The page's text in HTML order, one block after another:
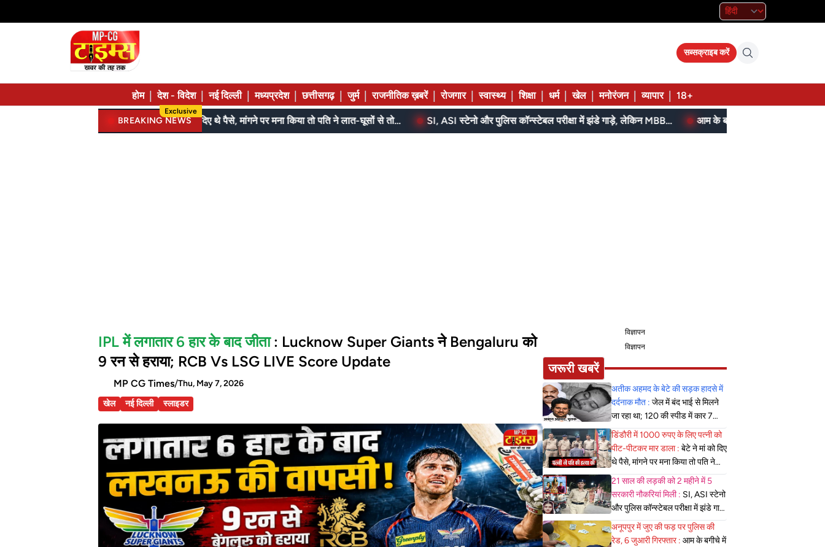
सब्सक्राइब करें
होम देश - विदेश नई दिल्ली मध्यप्रदेश छत्तीसगढ़ जुर्म राजनीतिक ख़बरें रोजगार स्वास्थ्य शिक्षा धर्म खेल मनोरंजन व्यापार 18+
BREAKING NEWS
Exclusive
बेटे ने मां को दिए थे पैसे, मांगने पर मना किया तो पति ने लात-घूसों से तोड़ी तिल्ली; गिरफ्तार SI, ASI स्टेनो और पुलिस कॉन्स्टेबल परीक्षा में झंडे गाड़े, लेकिन MBBS सीट नहीं मिला, पढ़िए शहडोल संभाग के शुभांगी की कहा
IPL में लगातार 6 हार के बाद जीता: Lucknow Super Giants ने Bengaluru को
9 रन से हराया; RCB Vs LSG LIVE Score Update
MP CG Times/Thu, May 7, 2026
खेल
नई दिल्ली स्लाइडर
विज्ञापन
विज्ञापन
जरूरी खबरें
अतीक अहमद के बेटे की सड़क हादसे में
दर्दनाक मौत : जेल में बंद भाई से मिलने
जा रहा था; 120 की स्पीड में कार 7
फीट उछली, दम तोड़ने से पहले बोला-
मुझे बचा लो...
डिंडौरी में 1000 रुपए के लिए पत्नी को
पीट-पीटकर मार डाला : बेटे ने मां को दिए
थे पैसे, मांगने पर मना किया तो पति ने
लात-घूसों से तोड़ी तिल्ली; गिरफ्तार
21 साल की लड़की को 2 महीने में 5
सरकारी नौकरियां मिली : SI, ASI स्टेनो
और पुलिस कॉन्स्टेबल परीक्षा में झंडे गाड़े,
लेकिन MBBS सीट नहीं मिला, पढ़िए
शहडोल संभाग के शुभांगी की कहा
अनूपपुर में जुए की फड़ पर पुलिस की
रेड, 6 जुआरी गिरफ्तार : आम के बगीचे में